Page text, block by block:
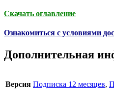
Скачать оглавление
Ознакомиться с условиями
Дополнительная
Версия Подписка 12 месяцев,